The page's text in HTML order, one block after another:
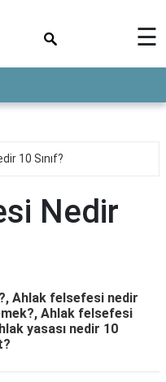
☰
10 Sınıf?
Nedir
Ahlak felsefesi nedir
Ahlak felsefesi
yasası nedir 10